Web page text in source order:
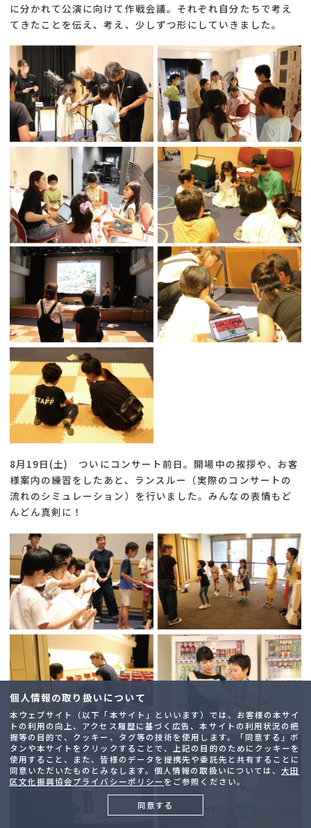
個人情報の取り扱いについて
本ウェブサイト（以下「本サイト」といいます）では、お客様の本サイ
トの利用の向上、アクセス履歴に基づく広告、本サイトの利用状況の把
握等の目的で、クッキー、タグ等の技術を使用します。「同意する」ボ
タンや本サイトをクリックすることで、上記の目的のためにクッキーを
使用すること、また、皆様のデータを提携先や委託先と共有することに
同意いただいたものとみなします。個人情報の取扱いについては、大田
区文化振興協会プライバシーポリシーをご参照ください。
同意する
に分かれて公演に向けて作戦会議。それぞれ自分たちで考え
てきたことを伝え、考え、少しずつ形にしていきました。
8月19日(土) ついにコンサート前日。開場中の挨拶や、お客
様案内の練習をしたあと、ランスルー（実際のコンサートの
流れのシミュレーション）を行いました。みんなの表情もど
んどん真剣に！